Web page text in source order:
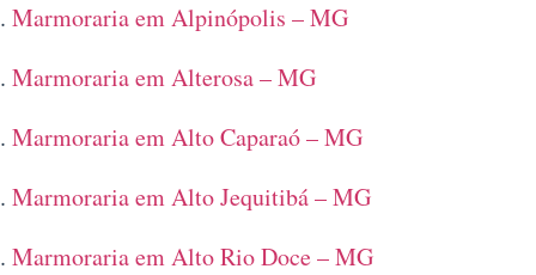
Marmoraria em Alpinópolis – MG
Marmoraria em Alterosa – MG
Marmoraria em Alto Caparaó – MG
Marmoraria em Alto Jequitibá – MG
Marmoraria em Alto Rio Doce – MG